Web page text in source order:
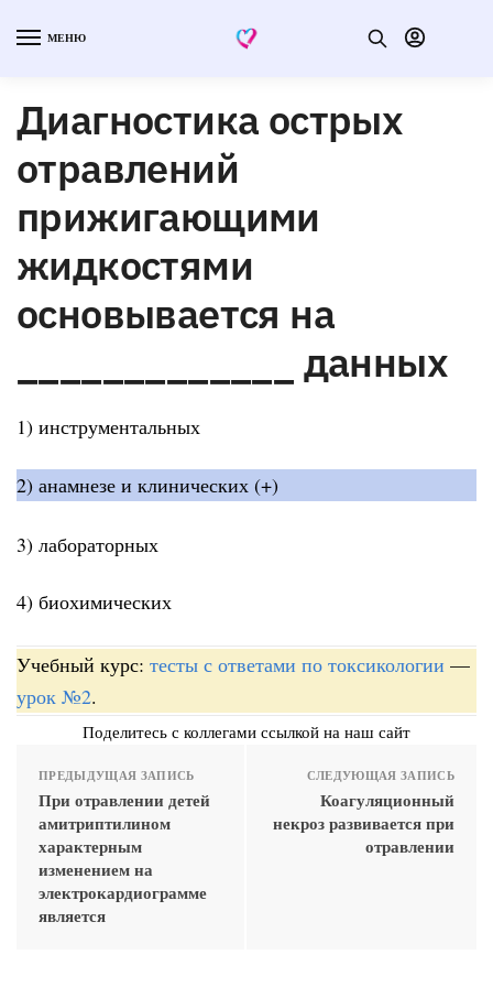
МЕНЮ
Диагностика острых
отравлений
прижигающими
жидкостями
основывается на
_____________ данных
1) инструментальных
2) анамнезе и клинических (+)
3) лабораторных
4) биохимических
Учебный курс: тесты с ответами по токсикологии —
урок №2.
Поделитесь с коллегами ссылкой на наш сайт
ПРЕДЫДУЩАЯ ЗАПИСЬ
При отравлении детей
амитриптилином
характерным
изменением на
электрокардиограмме
является
СЛЕДУЮЩАЯ ЗАПИСЬ
Коагуляционный
некроз развивается при
отравлении